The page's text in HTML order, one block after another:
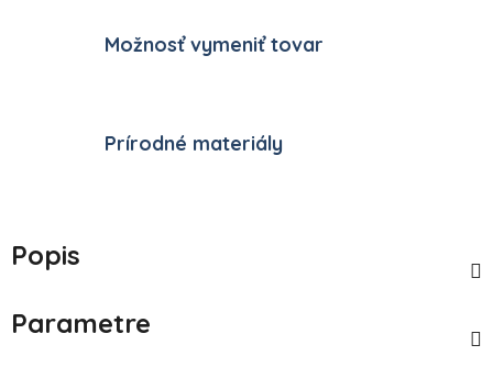
Možnosť vymeniť tovar
Prírodné materiály
Popis
Parametre